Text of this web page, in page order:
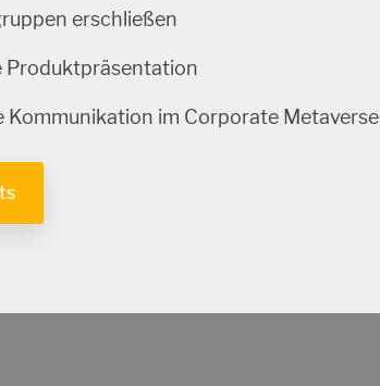
erschließen
Produktpräsentation
Kommunikation im Corporate Metaverse